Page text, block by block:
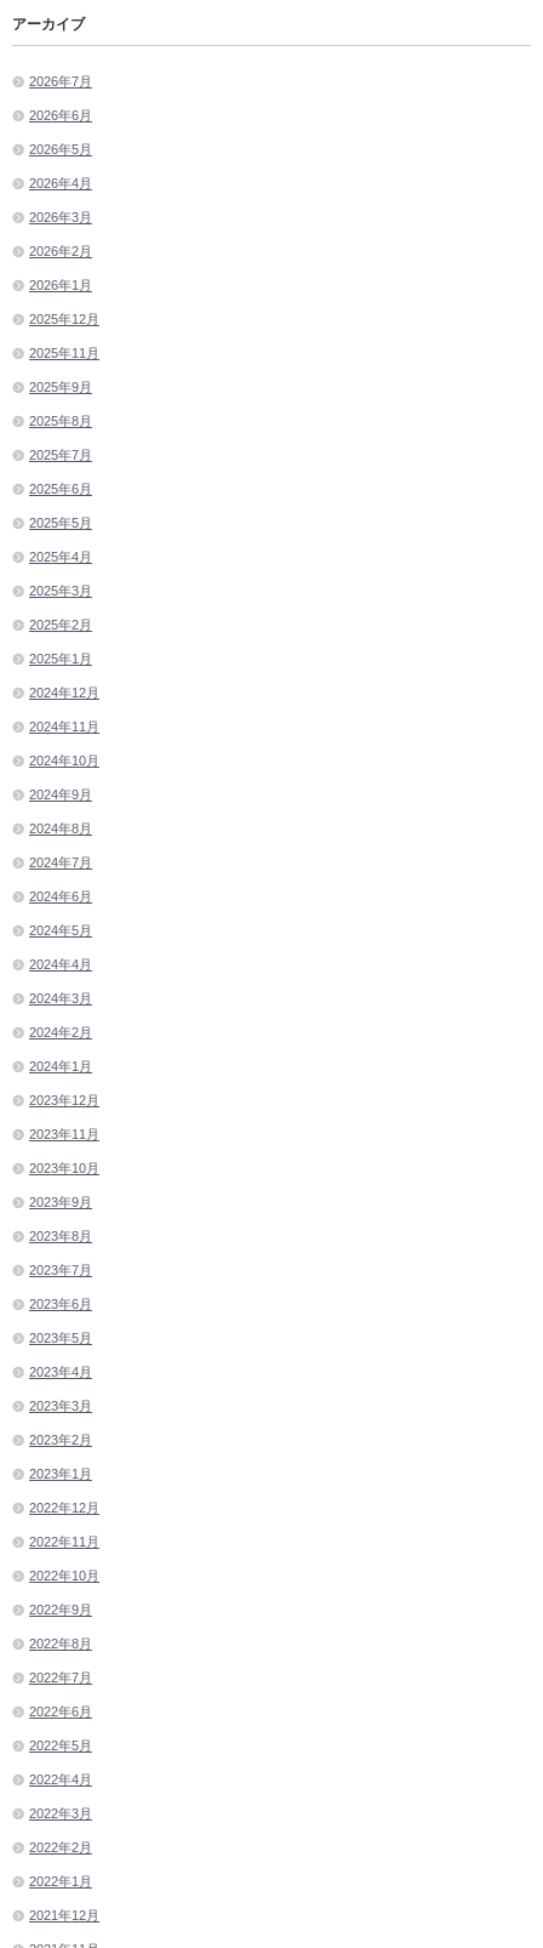
アーカイブ
2026年7月
2026年6月
2026年5月
2026年4月
2026年3月
2026年2月
2026年1月
2025年12月
2025年11月
2025年9月
2025年8月
2025年7月
2025年6月
2025年5月
2025年4月
2025年3月
2025年2月
2025年1月
2024年12月
2024年11月
2024年10月
2024年9月
2024年8月
2024年7月
2024年6月
2024年5月
2024年4月
2024年3月
2024年2月
2024年1月
2023年12月
2023年11月
2023年10月
2023年9月
2023年8月
2023年7月
2023年6月
2023年5月
2023年4月
2023年3月
2023年2月
2023年1月
2022年12月
2022年11月
2022年10月
2022年9月
2022年8月
2022年7月
2022年6月
2022年5月
2022年4月
2022年3月
2022年2月
2022年1月
2021年12月